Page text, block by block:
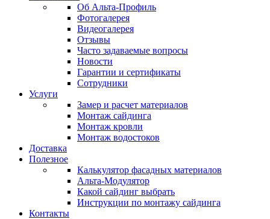
Об Альта-Профиль
Фотогалерея
Видеогалерея
Отзывы
Часто задаваемые вопросы
Новости
Гарантии и сертификаты
Сотрудники
Услуги
Замер и расчет материалов
Монтаж сайдинга
Монтаж кровли
Монтаж водостоков
Доставка
Полезное
Калькулятор фасадных материалов
Альта-Модулятор
Какой сайдинг выбрать
Инструкции по монтажу сайдинга
Контакты